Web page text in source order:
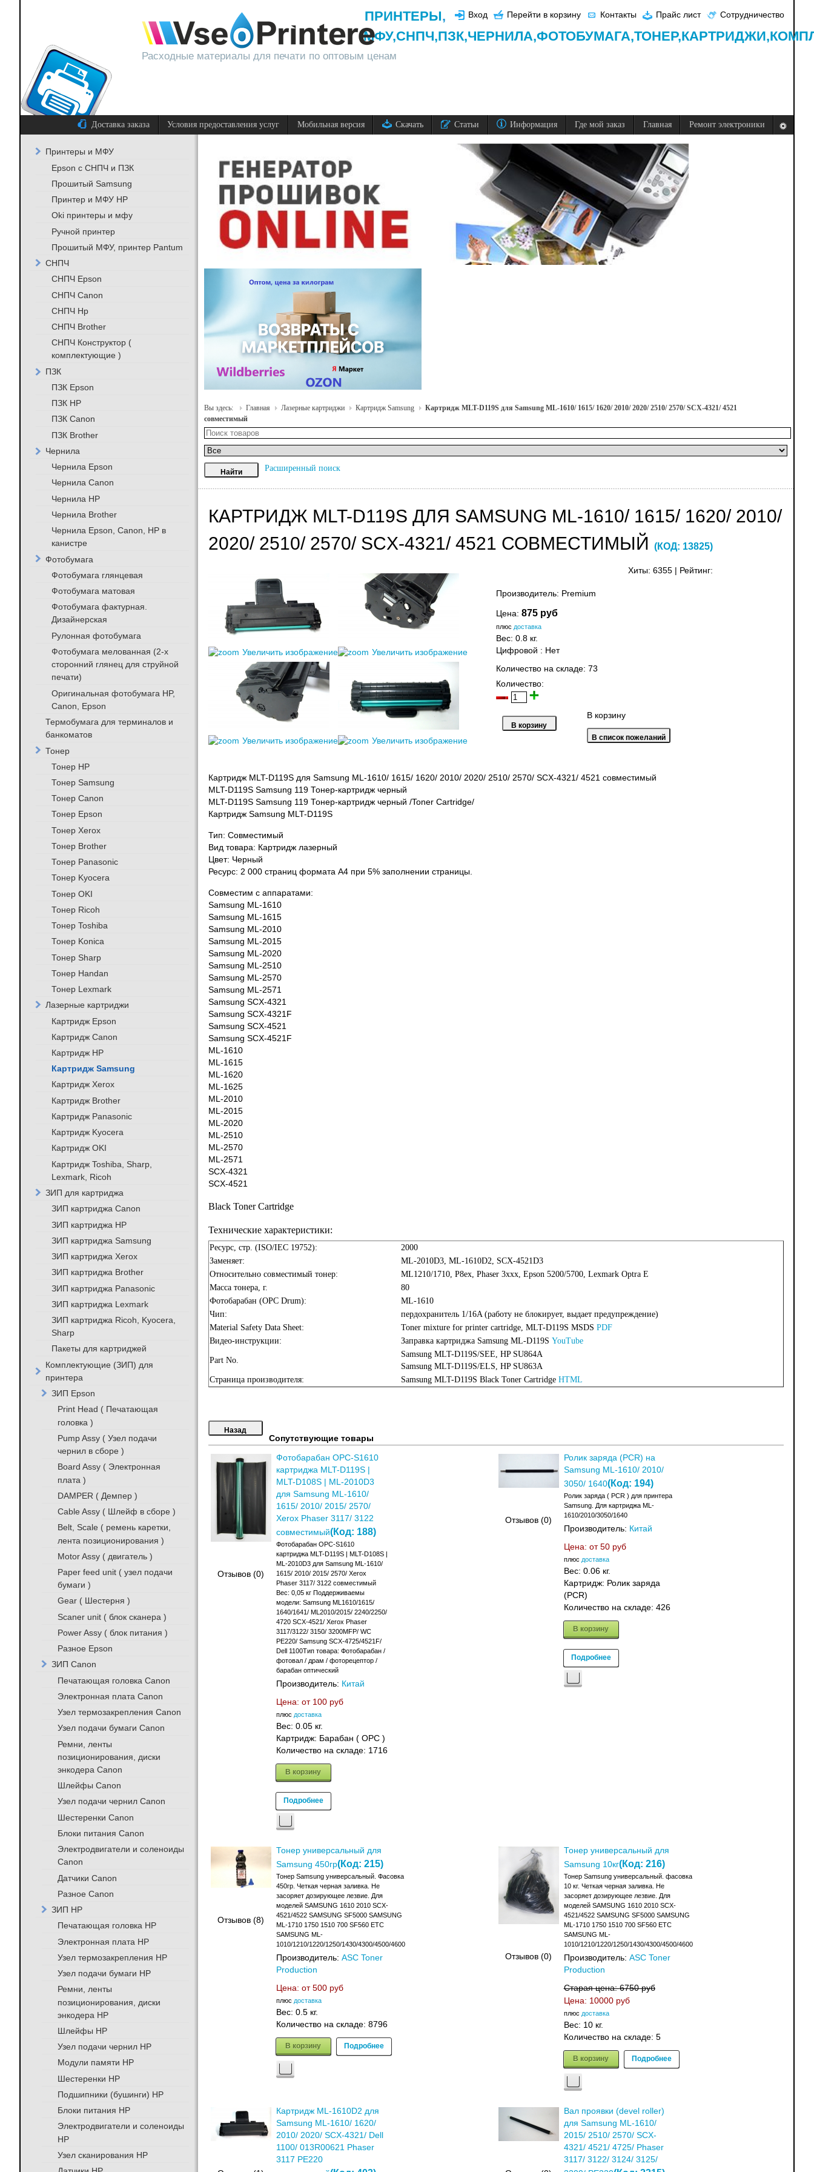
Расходные материалы для печати по оптовым ценам
Вход Перейти в корзину Контакты Прайс лист Сотрудничество
ПРИНТЕРЫ,
МФУ,СНПЧ,ПЗК,ЧЕРНИЛА,ФОТОБУМАГА,ТОНЕР,КАРТРИДЖИ,
Доставка заказа Условия предоставления услуг Мобильная версия Скачать Статьи Информация Где мой заказ Главная Ремонт электроники
Вы здесь: Главная Лазерные картриджи Картридж Samsung
Картридж MLT-D119S для Samsung ML-1610/ 1615/ 1620/ 2010/ 2020/ 2510/ 2570/ SCX-4321/ 4521
совместимый
Расширенный поиск
КАРТРИДЖ MLT-D119S ДЛЯ SAMSUNG ML-1610/ 1615/ 1620/ 2010/
2020/ 2510/ 2570/ SCX-4321/ 4521 СОВМЕСТИМЫЙ (КОД: 13825)
Хиты: 6355 Рейтинг:
Увеличить изображение Увеличить изображение
Увеличить изображение Увеличить изображение
Производитель: Premium
Цена: 875 руб
плюс доставка
Вес: 0.8 кг.
Цифровой : Нет
Количество на складе: 73
Количество:
В корзину
Картридж MLT-D119S для Samsung ML-1610/ 1615/ 1620/ 2010/ 2020/ 2510/ 2570/ SCX-4321/ 4521 совместимый
MLT-D119S Samsung 119 Тонер-картридж черный
MLT-D119S Samsung 119 Тонер-картридж черный /Toner Cartridge/
Картридж Samsung MLT-D119S
Тип: Совместимый
Вид товара: Картридж лазерный
Цвет: Черный
Ресурс: 2 000 страниц формата А4 при 5% заполнении страницы.
Совместим с аппаратами:
Samsung ML-1610
Samsung ML-1615
Samsung ML-2010
Samsung ML-2015
Samsung ML-2020
Samsung ML-2510
Samsung ML-2570
Samsung ML-2571
Samsung SCX-4321
Samsung SCX-4321F
Samsung SCX-4521
Samsung SCX-4521F
ML-1610
ML-1615
ML-1620
ML-1625
ML-2010
ML-2015
ML-2020
ML-2510
ML-2570
ML-2571
SCX-4321
SCX-4521
Black Toner Cartridge
Технические характеристики:
Ресурс, стр. (ISO/IEC 19752):
2000
Заменяет:
ML-2010D3, ML-1610D2, SCX-4521D3
Относительно совместимый тонер:
ML1210/1710, P8ex, Phaser 3xxx, Epson 5200/5700, Lexmark Optra E
Масса тонера, г.
80
Фотобарабан (OPC Drum):
ML-1610
Чип:
пердохранитель 1/16A (работу не блокирует, выдает предупреждение)
Material Safety Data Sheet:
Toner mixture for printer cartridge, MLT-D119S MSDS PDF
Видео-инструкции:
Заправка картриджа Samsung ML-D119S YouTube
Part No.
Samsung MLT-D119S/SEE, HP SU864A
Samsung MLT-D119S/ELS, HP SU863A
Страница производителя:
Samsung MLT-D119S Black Toner Cartridge HTML
Сопутствующие товары
Отзывов (0)
Фотобарабан OPC-S1610
картриджа MLT-D119S |
MLT-D108S | ML-2010D3
для Samsung ML-1610/
1615/ 2010/ 2015/ 2570/
Xerox Phaser 3117/ 3122
совместимый(Код: 188)
Фотобарабан OPC-S1610
картриджа MLT-D119S | MLT-D108S |
ML-2010D3 для Samsung ML-1610/
1615/ 2010/ 2015/ 2570/ Xerox
Phaser 3117/ 3122 совместимый
Вес: 0,05 кг Поддерживаемы
модели: Samsung ML1610/1615/
1640/1641/ ML2010/2015/ 2240/2250/
4720 SCX-4521/ Xerox Phaser
3117/3122/ 3150/ 3200MFP/ WC
PE220/ Samsung SCX-4725/4521F/
Dell 1100Тип товара: Фотобарабан /
фотовал / драм / фоторецептор /
барабан оптический
Производитель: Китай
Цена: от 100 руб
плюс доставка
Вес: 0.05 кг.
Картридж: Барабан ( OPC )
Количество на складе: 1716
В корзину
Подробнее
Отзывов (0)
Ролик заряда (PCR) на
Samsung ML-1610/ 2010/
3050/ 1640(Код: 194)
Ролик заряда ( PCR ) для принтера
Samsung. Для картриджа ML-
1610/2010/3050/1640
Производитель: Китай
Цена: от 50 руб
плюс доставка
Вес: 0.06 кг.
Картридж: Ролик заряда
(PCR)
Количество на складе: 426
В корзину
Подробнее
Отзывов (8)
Тонер универсальный для
Samsung 450гр(Код: 215)
Тонер Samsung универсальный. Фасовка
450гр. Четкая черная заливка. Не
засоряет дозирующее лезвие. Для
моделей SAMSUNG 1610 2010 SCX-
4521/4522 SAMSUNG SF5000 SAMSUNG
ML-1710 1750 1510 700 SF560 ETC
SAMSUNG ML-
1010/1210/1220/1250/1430/4300/4500/4600
Производитель: ASC Toner
Production
Цена: от 500 руб
плюс доставка
Вес: 0.5 кг.
Количество на складе: 8796
В корзину Подробнее
Отзывов (0)
Тонер универсальный для
Samsung 10кг(Код: 216)
Тонер Samsung универсальный. фасовка
10 кг. Четкая черная заливка. Не
засоряет дозирующее лезвие. Для
моделей SAMSUNG 1610 2010 SCX-
4521/4522 SAMSUNG SF5000 SAMSUNG
ML-1710 1750 1510 700 SF560 ETC
SAMSUNG ML-
1010/1210/1220/1250/1430/4300/4500/4600
Производитель: ASC Toner
Production
Старая цена:6750 руб
Цена: 10000 руб
плюс доставка
Вес: 10 кг.
Количество на складе: 5
В корзину Подробнее
Картридж ML-1610D2 для
Samsung ML-1610/ 1620/
2010/ 2020/ SCX-4321/ Dell
1100/ 013R00621 Phaser
3117 PE220
Вал проявки (devel roller)
для Samsung ML-1610/
2015/ 2510/ 2570/ SCX-
4321/ 4521/ 4725/ Phaser
3117/ 3122/ 3124/ 3125/
Принтеры и МФУ
Epson с СНПЧ и ПЗК
Прошитый Samsung
Принтер и МФУ HP
Oki принтеры и мфу
Ручной принтер
Прошитый МФУ, принтер Pantum
СНПЧ
СНПЧ Epson
СНПЧ Canon
СНПЧ Hp
СНПЧ Brother
СНПЧ Конструктор (
комплектующие )
ПЗК
ПЗК Epson
ПЗК HP
ПЗК Canon
ПЗК Brother
Чернила
Чернила Epson
Чернила Canon
Чернила HP
Чернила Brother
Чернила Epson, Canon, HP в
канистре
Фотобумага
Фотобумага глянцевая
Фотобумага матовая
Фотобумага фактурная.
Дизайнерская
Рулонная фотобумага
Фотобумага мелованная (2-х
сторонний глянец для струйной
печати)
Оригинальная фотобумага HP,
Canon, Epson
Термобумага для терминалов и
банкоматов
Тонер
Тонер HP
Тонер Samsung
Тонер Canon
Тонер Epson
Тонер Xerox
Тонер Brother
Тонер Panasonic
Тонер Kyocera
Тонер OKI
Тонер Ricoh
Тонер Toshiba
Тонер Konica
Тонер Sharp
Тонер Handan
Тонер Lexmark
Лазерные картриджи
Картридж Epson
Картридж Canon
Картридж HP
Картридж Samsung
Картридж Xerox
Картридж Brother
Картридж Panasonic
Картридж Kyocera
Картридж OKI
Картридж Toshiba, Sharp,
Lexmark, Ricoh
ЗИП для картриджа
ЗИП картриджа Canon
ЗИП картриджа HP
ЗИП картриджа Samsung
ЗИП картриджа Xerox
ЗИП картриджа Brother
ЗИП картриджа Panasonic
ЗИП картриджа Lexmark
ЗИП картриджа Ricoh, Kyocera,
Sharp
Пакеты для картриджей
Комплектующие (ЗИП) для
принтера
ЗИП Epson
Print Head ( Печатающая
головка )
Pump Assy ( Узел подачи
чернил в сборе )
Board Assy ( Электронная
плата )
DAMPER ( Демпер )
Cable Assy ( Шлейф в сборе )
Belt, Scale ( ремень каретки,
лента позиционирования )
Motor Assy ( двигатель )
Paper feed unit ( узел подачи
бумаги )
Gear ( Шестерня )
Scaner unit ( блок сканера )
Power Assy ( блок питания )
Разное Epson
ЗИП Canon
Печатающая головка Canon
Электронная плата Canon
Узел термозакрепления Canon
Узел подачи бумаги Canon
Ремни, ленты
позиционирования, диски
энкодера Canon
Шлейфы Canon
Узел подачи чернил Canon
Шестеренки Canon
Блоки питания Canon
Электродвигатели и соленоиды
Canon
Датчики Canon
Разное Canon
ЗИП HP
Печатающая головка HP
Электронная плата HP
Узел термозакрепления HP
Узел подачи бумаги HP
Ремни, ленты
позиционирования, диски
энкодера HP
Шлейфы HP
Узел подачи чернил HP
Модули памяти HP
Шестеренки HP
Подшипники (бушинги) HP
Блоки питания HP
Электродвигатели и соленоиды
HP
Узел сканирования HP